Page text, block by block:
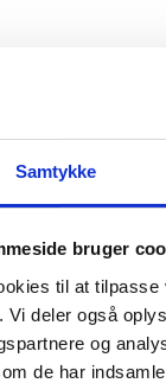
Samtykke
bruger
til at
Vi deler også
og
de har